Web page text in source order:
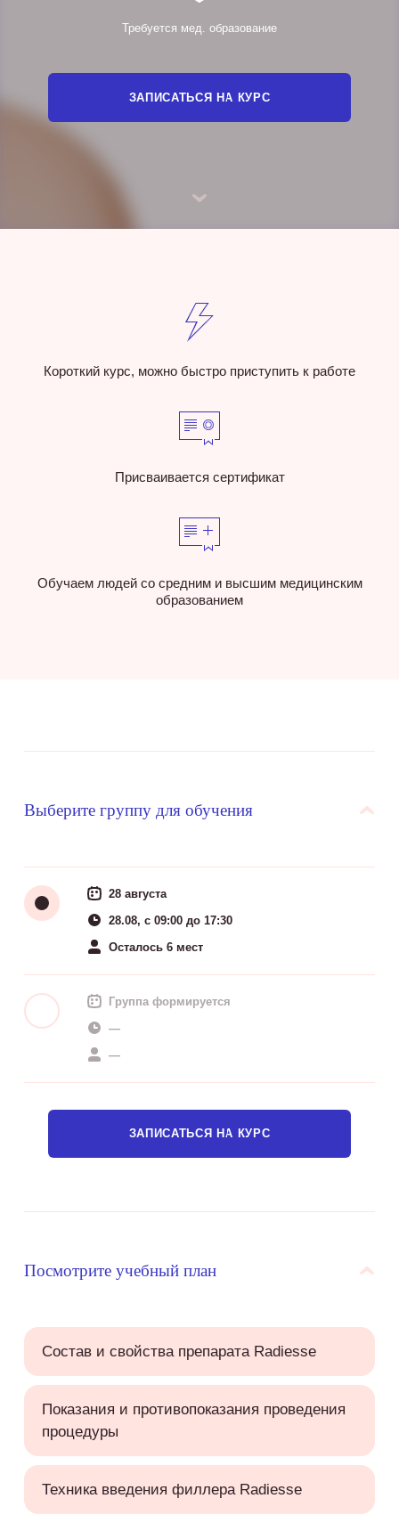
Требуется мед. образование
ЗАПИСАТЬСЯ НА КУРС
Короткий курс, можно быстро приступить к работе
Присваивается сертификат
Обучаем людей со средним и высшим медицинским
образованием
Выберите группу для обучения
28 августа
28.08, c 09:00 до 17:30
Осталось 6 мест
Группа формируется
—
—
ЗАПИСАТЬСЯ НА КУРС
Посмотрите учебный план
Состав и свойства препарата Radiesse
Показания и противопоказания проведения
процедуры
Техника введения филлера Radiesse